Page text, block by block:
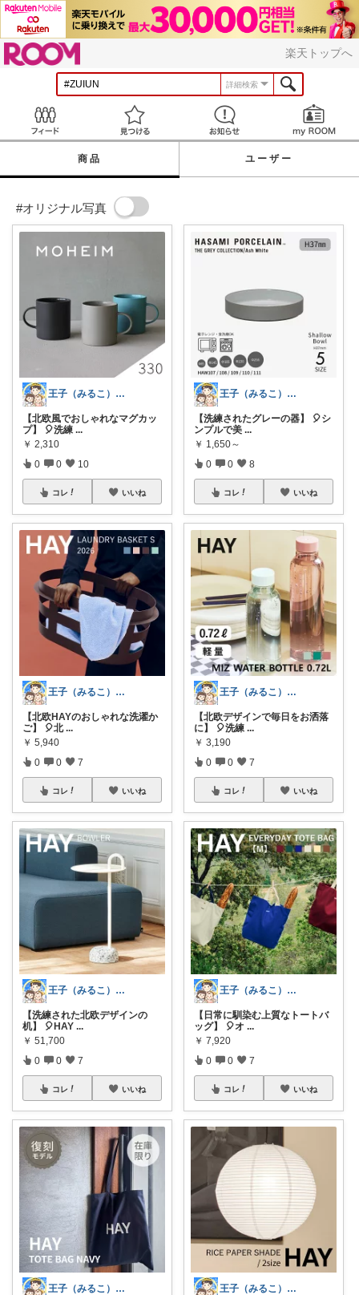
楽天トップへ
詳細検索
見つける お知らせ
商品 ユーザー
#オリジナル写真
王子（みるこ）👑便利グッズ×QOL向上
【北欧風でおしゃれなマグカッ
プ】 🎈洗練 ...
￥ 2,310
0 0 10
コレ いいね
王子（みるこ）👑便利グッズ×QOL向上
【北欧HAYのおしゃれな洗濯か
ご】 🎈北 ...
￥ 5,940
0 0 7
コレ いいね
王子（みるこ）👑便利グッズ×QOL向上
【洗練された北欧デザインの
机】 🎈HAY ...
￥ 51,700
0 0 7
コレ いいね
王子（みるこ）👑便利グッズ×QOL向上
王子（みるこ）👑便利グッズ×QOL向上
【洗練されたグレーの器】 🎈シ
ンプルで美 ...
￥ 1,650～
0 0 8
コレ いいね
王子（みるこ）👑便利グッズ×QOL向上
【北欧デザインで毎日をお洒落
に】 🎈洗練 ...
￥ 3,190
0 0 7
コレ いいね
王子（みるこ）👑便利グッズ×QOL向上
【日常に馴染む上質なトートバ
ッグ】 🎈オ ...
￥ 7,920
0 0 7
コレ いいね
王子（みるこ）👑便利グッズ×QOL向上